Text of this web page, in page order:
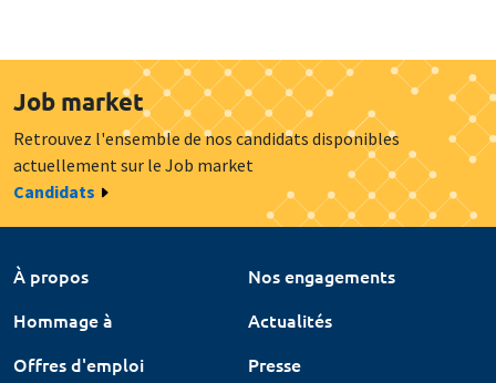
Job market
Retrouvez l'ensemble de nos candidats disponibles
actuellement sur le Job market
Candidats
À propos
Nos engagements
Hommage à
Actualités
Offres d'emploi
Presse